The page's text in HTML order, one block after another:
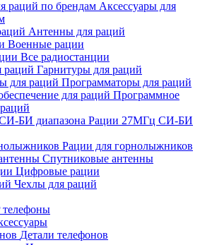
Аксессуары для
Антенны для раций
Военные рации
Все радиостанции
Гарнитуры для раций
Программаторы для раций
Программное
Рации 27МГц СИ-БИ
Рации для горнолыжников
Спутниковые антенны
Цифровые рации
Чехлы для раций
телефоны
Детали телефонов